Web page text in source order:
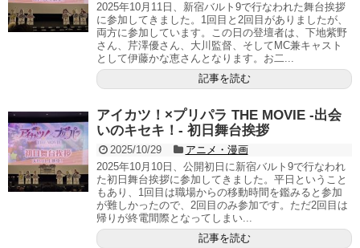
2025年10月11日、新宿バルト9で行なわれた舞台挨拶
に参加してきました。1回目と2回目がありましたが、
両方に参加しています。この日の登壇者は、下地紫野
さん、芹澤優さん、大川監督、そしてMC兼キャスト
として伊藤かな恵さんとなります。お二...
記事を読む
アイカツ！×プリパラ THE MOVIE -出会
いのキセキ！- 初日舞台挨拶
2025/10/29
アニメ・漫画
2025年10月10日、公開初日に新宿バルト9で行なわれ
た初日舞台挨拶に参加してきました。平日ということ
もあり、1回目は職場からの移動時間を鑑みると参加
が難しかったので、2回目のみ参加です。ただ2回目は
帰りが終電間際となってしまい...
記事を読む